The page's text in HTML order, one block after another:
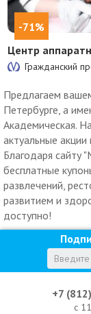
-71%
Центр
Гражданский
Предлагаем
Петербурге, а
Академическая.
актуальные акции
Благодаря сайту
бесплатные
развлечений,
развитием и
доступно!
+7
с